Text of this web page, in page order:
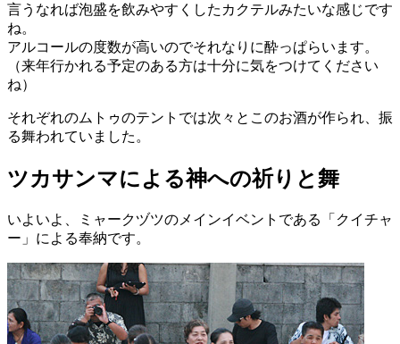
言うなれば泡盛を飲みやすくしたカクテルみたいな感じです
ね。
アルコールの度数が高いのでそれなりに酔っぱらいます。
（来年行かれる予定のある方は十分に気をつけてください
ね）
それぞれのムトゥのテントでは次々とこのお酒が作られ、振
る舞われていました。
ツカサンマによる神への祈りと舞
いよいよ、ミャークヅツのメインイベントである「クイチャ
ー」による奉納です。